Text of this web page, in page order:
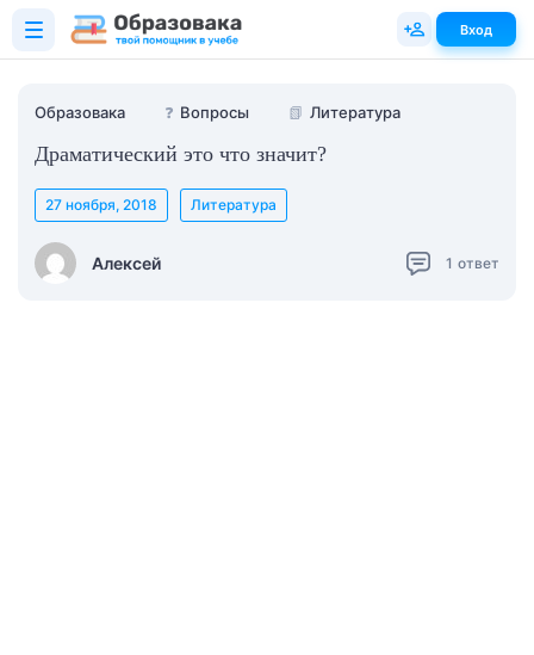
Образовака ❓ Вопросы 📗 Литература
Драматический это что значит?
Алексей
27 ноября, 2018 Литература
1 ответ
Вход